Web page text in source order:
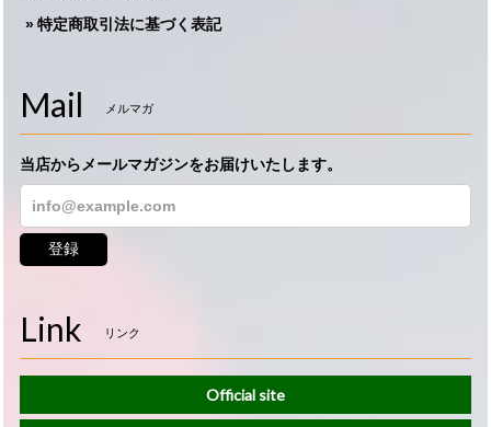
特定商取引法に基づく表記
Mail メルマガ
当店からメールマガジンをお届けいたします。
登録
Link リンク
Official site